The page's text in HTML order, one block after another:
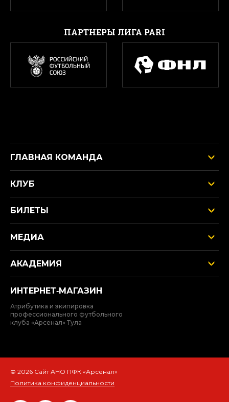
ПАРТНЕРЫ ЛИГА PARI
ГЛАВНАЯ КОМАНДА
КЛУБ
БИЛЕТЫ
МЕДИА
АКАДЕМИЯ
ИНТЕРНЕТ‑МАГАЗИН
Атрибутика и экипировка
профессионального футбольного
клуба «Арсенал» Тула
© 2026 Сайт АНО ПФК «Арсенал»
Политика конфиденциальности